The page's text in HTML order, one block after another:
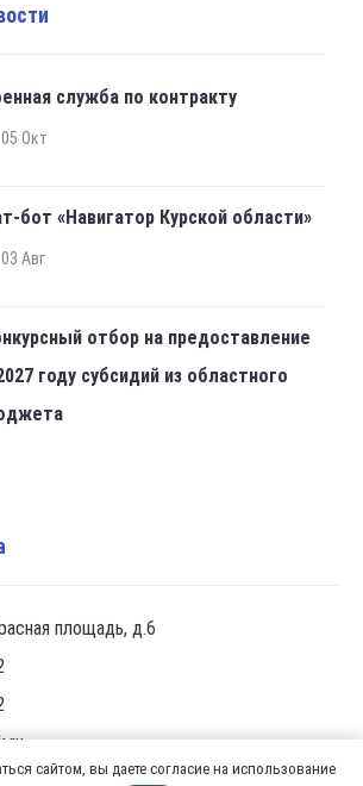
служба по контракту
05 Окт
бот «Навигатор Курской области»
03 Авг
отбор на предоставление
году субсидий из областного
площадь, д.6
сайтом, вы даете согласие на использование